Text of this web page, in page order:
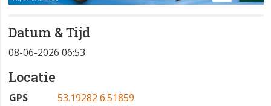
Datum & Tijd
08-06-2026 06:53
Locatie
GPS
53.19282 6.51859